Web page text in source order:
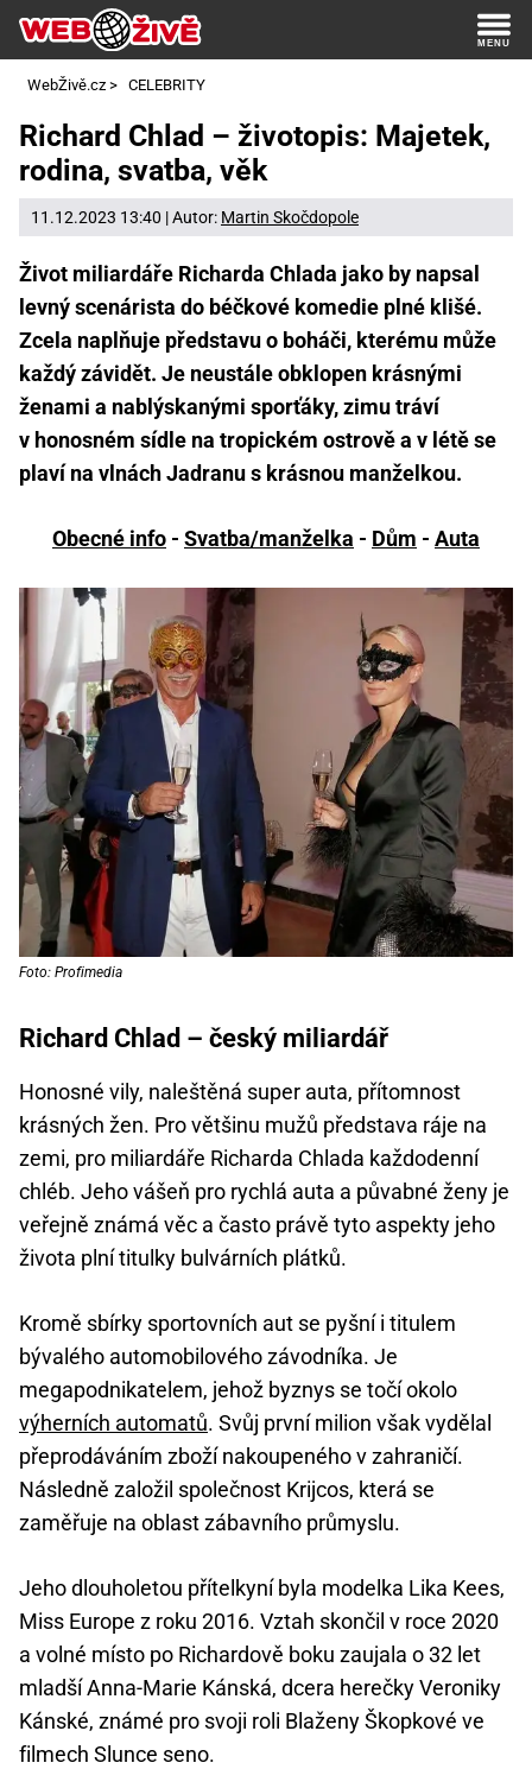
WebŽivě.cz > CELEBRITY
Richard Chlad – životopis: Majetek,
rodina, svatba, věk
11.12.2023 13:40 | Autor: Martin Skočdopole
Život miliardáře Richarda Chlada jako by napsal
levný scenárista do béčkové komedie plné klišé.
Zcela naplňuje představu o boháči, kterému může
každý závidět. Je neustále obklopen krásnými
ženami a nablýskanými sporťáky, zimu tráví
v honosném sídle na tropickém ostrově a v létě se
plaví na vlnách Jadranu s krásnou manželkou.
Obecné info - Svatba/manželka - Dům - Auta
Foto: Profimedia
Richard Chlad – český miliardář
Honosné vily, naleštěná super auta, přítomnost
krásných žen. Pro většinu mužů představa ráje na
zemi, pro miliardáře Richarda Chlada každodenní
chléb. Jeho vášeň pro rychlá auta a půvabné ženy je
veřejně známá věc a často právě tyto aspekty jeho
života plní titulky bulvárních plátků.
Kromě sbírky sportovních aut se pyšní i titulem
bývalého automobilového závodníka. Je
megapodnikatelem, jehož byznys se točí okolo
výherních automatů. Svůj první milion však vydělal
přeprodáváním zboží nakoupeného v zahraničí.
Následně založil společnost Krijcos, která se
zaměřuje na oblast zábavního průmyslu.
Jeho dlouholetou přítelkyní byla modelka Lika Kees,
Miss Europe z roku 2016. Vztah skončil v roce 2020
a volné místo po Richardově boku zaujala o 32 let
mladší Anna-Marie Kánská, dcera herečky Veroniky
Kánské, známé pro svoji roli Blaženy Škopkové ve
filmech Slunce seno.